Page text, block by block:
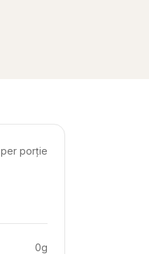
per porție
0g